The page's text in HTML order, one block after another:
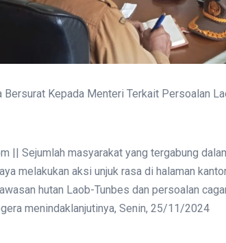
Bersurat Kepada Menteri Terkait Persoalan
|| Sejumlah masyarakat yang tergabung
melakukan aksi unjuk rasa di halaman
hutan Laob-Tunbes dan persoalan
menindaklanjutinya, Senin, 25/11/2024